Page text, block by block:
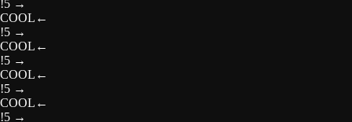
!5 →
COOL ←
!5 →
COOL ←
!5 →
COOL ←
!5 →
COOL ←
!5 →